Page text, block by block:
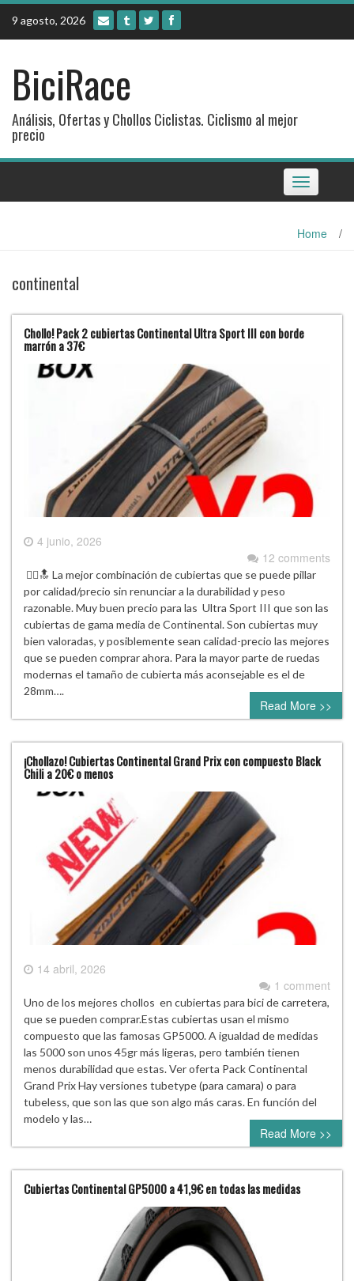
Skip
content
9 agosto, 2026
BiciRace
Análisis, Ofertas y Chollos Ciclistas. Ciclismo al mejor
precio
Toggle
navigation
Home /
continental
Chollo! Pack 2 cubiertas Continental Ultra Sport III con borde
marrón a 37€
4 junio, 2026
12 comments
🚴‍♂️🔝 La mejor combinación de cubiertas que se puede pillar
por calidad/precio sin renunciar a la durabilidad y peso
razonable. Muy buen precio para las Ultra Sport III que son las
cubiertas de gama media de Continental. Son cubiertas muy
bien valoradas, y posiblemente sean calidad-precio las mejores
que se pueden comprar ahora. Para la mayor parte de ruedas
modernas el tamaño de cubierta más aconsejable es el de
28mm….
Read More >>
¡Chollazo! Cubiertas Continental Grand Prix con compuesto Black
Chili a 20€ o menos
14 abril, 2026
1 comment
Uno de los mejores chollos en cubiertas para bici de carretera,
que se pueden comprar.Estas cubiertas usan el mismo
compuesto que las famosas GP5000. A igualdad de medidas
las 5000 son unos 45gr más ligeras, pero también tienen
menos durabilidad que estas. Ver oferta Pack Continental
Grand Prix Hay versiones tubetype (para camara) o para
tubeless, que son las que son algo más caras. En función del
modelo y las…
Read More >>
Cubiertas Continental GP5000 a 41,9€ en todas las medidas